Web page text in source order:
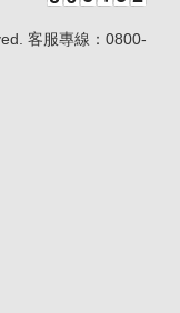
客服專線：0800-